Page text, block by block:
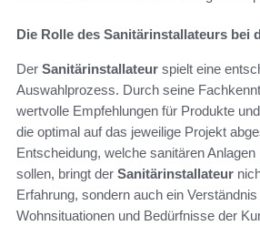
Die Rolle des Sanitärinstallateurs bei
Der Sanitärinstallateur spielt eine
Auswahlprozess. Durch seine
wertvolle Empfehlungen für Produkte
die optimal auf das jeweilige Projekt
Entscheidung, welche sanitären
sollen, bringt der Sanitärinstallateur
Erfahrung, sondern auch ein
Wohnsituationen und Bedürfnisse der